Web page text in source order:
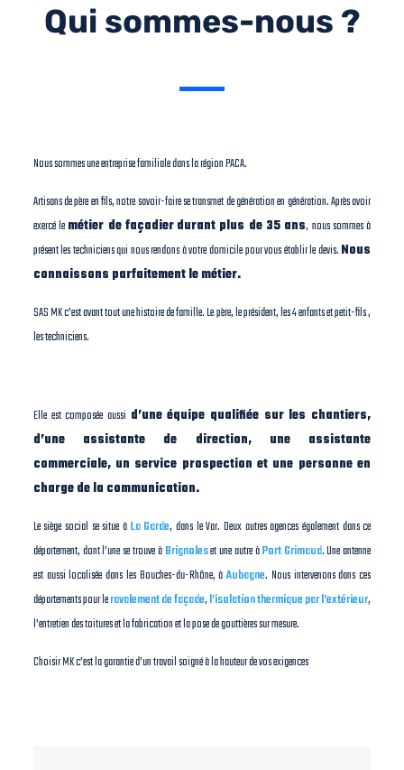
Qui sommes-nous ?
Nous sommes une entreprise familiale dans la région PACA.
Artisans de père en fils, notre savoir-faire se transmet de génération en génération. Après avoir
exercé lemétier de façadierdurant plus de 35 ans, nous sommes à
présent les techniciens qui nous rendons à votre domicile pour vous établir le devis.Nous
connaissons parfaitement le métier.
SAS MK c’est avant tout une histoire de famille. Le père, le président, les 4 enfants et petit-fils ,
les techniciens.
Elle est composée aussi d’une équipe qualifiée sur les chantiers,
d’une assistante de direction, une assistante
commerciale, un service prospection et une personne en
charge de la communication.
Le siège social se situe àLa Garde, dans le Var. Deux autres agences également dans ce
département, dont l’une se trouve àBrignoleset une autre àPort Grimaud. Une antenne
est aussi localisée dans les Bouches-du-Rhône, àAubagne. Nous intervenons dans ces
départements pour leravalement de façade,l’isolation thermique par l’extérieur,
l’entretien des toitures et la fabrication et la pose de gouttières sur mesure.
Choisir MK c’est la garantie d’un travail soigné à la hauteur de vos exigences